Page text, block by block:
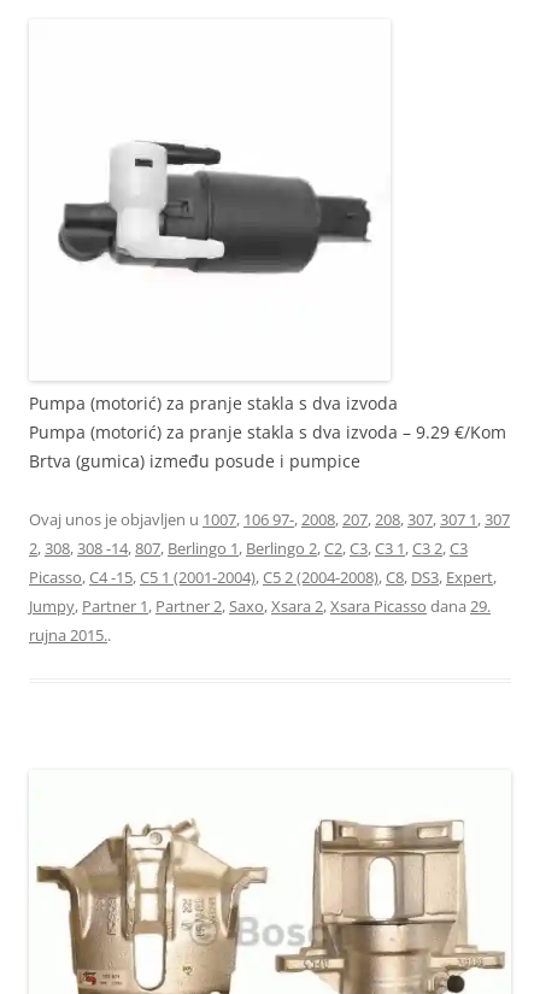
Pumpa (motorić) za pranje stakla s dva izvoda
Pumpa (motorić) za pranje stakla s dva izvoda – 9.29 €/Kom
Brtva (gumica) između posude i pumpice
Ovaj unos je objavljen u 1007, 106 97-,2008,207,208,307,307 1,307
2,308,308 -14,807, Berlingo 1, Berlingo 2,C2,C3,C3 1,C3 2,C3
Picasso,C4 -15,C5 1 (2001-2004),C5 2 (2004-2008),C8, DS3, Expert,
Jumpy, Partner 1, Partner 2,Saxo,Xsara 2,Xsara Picasso dana 29.
rujna 2015..